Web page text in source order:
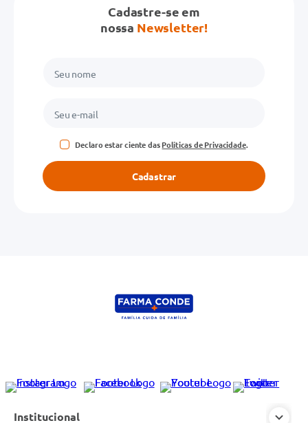
Cadastre-se em
nossa Newsletter!
Declaro estar ciente dasPolíticas de Privacidade.
Cadastrar
Institucional